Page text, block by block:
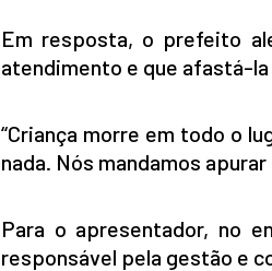
Em resposta, o prefeito
atendimento e que afastá-
“Criança morre em todo o
nada. Nós mandamos
Para o apresentador, no
responsável pela gestão e